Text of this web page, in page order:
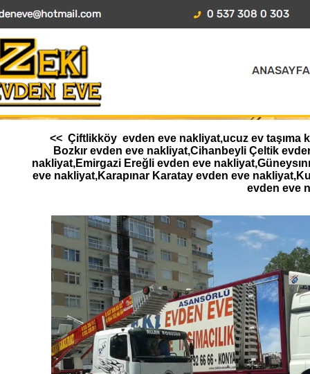
<< Çiftlikköy evden eve nakliyat,ucuz ev taşıma
Bozkır evden eve nakliyat,Cihanbeyli Çeltik
nakliyat,Emirgazi Ereğli evden eve
eve nakliyat,Karapınar Karatay evden eve
evden eve